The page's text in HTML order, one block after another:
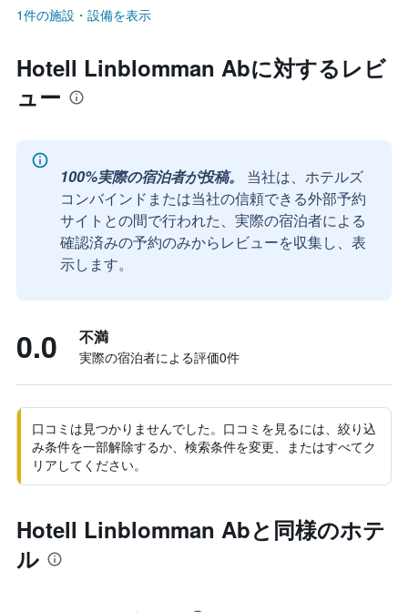
1件の施設・設備を表示
Hotell Linblomman Abに対するレビ
ュー
100%実際の宿泊者が投稿。
当社は、ホテルズ
コンバインドまたは当社の信頼できる外部予約
サイトとの間で行われた、実際の宿泊者による
確認済みの予約のみからレビューを収集し、表
示します。
0.0 不満
実際の宿泊者による評価0​件
口コミは見つかりませんでした。口コミを見るには、絞り込
み条件を一部解除するか、検索条件を変更、またはすべてク
リアしてください。
Hotell Linblomman Abと同様のホテ
ル